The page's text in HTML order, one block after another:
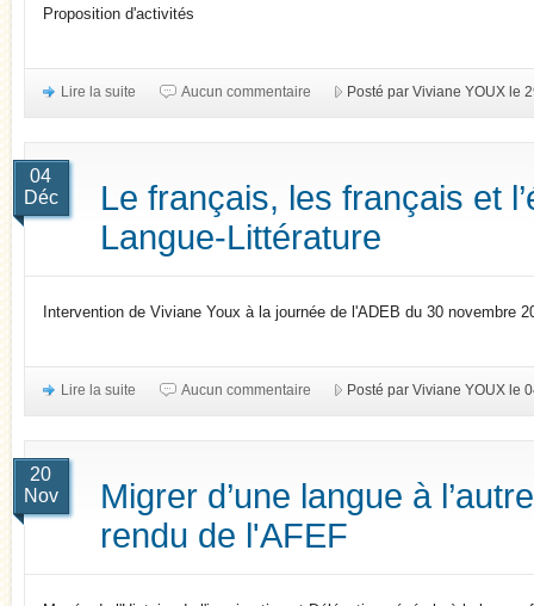
Proposition d'activités
Lire la suite Aucun commentaire Posté par Viviane YOUX le
04
Déc
Le français, les français et
Langue-Littérature
Intervention de Viviane Youx à la journée de l'ADEB du 30 novembre
Lire la suite Aucun commentaire Posté par Viviane YOUX le
20
Nov
Migrer d’une langue à
rendu de l'AFEF